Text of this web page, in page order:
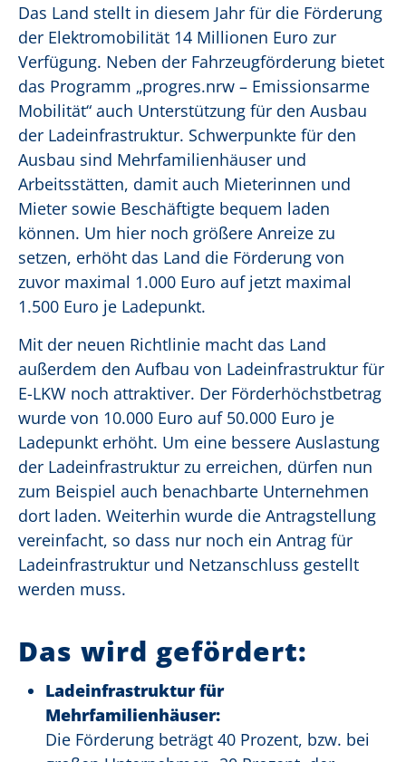
Das Land stellt in diesem Jahr für die Förderung
der Elektromobilität 14 Millionen Euro zur
Verfügung. Neben der Fahrzeugförderung bietet
das Programm „progres.nrw – Emissionsarme
Mobilität“ auch Unterstützung für den Ausbau
der Ladeinfrastruktur. Schwerpunkte für den
Ausbau sind Mehrfamilienhäuser und
Arbeitsstätten, damit auch Mieterinnen und
Mieter sowie Beschäftigte bequem laden
können. Um hier noch größere Anreize zu
setzen, erhöht das Land die Förderung von
zuvor maximal 1.000 Euro auf jetzt maximal
1.500 Euro je Ladepunkt.
Mit der neuen Richtlinie macht das Land
außerdem den Aufbau von Ladeinfrastruktur für
E-LKW noch attraktiver. Der Förderhöchstbetrag
wurde von 10.000 Euro auf 50.000 Euro je
Ladepunkt erhöht. Um eine bessere Auslastung
der Ladeinfrastruktur zu erreichen, dürfen nun
zum Beispiel auch benachbarte Unternehmen
dort laden. Weiterhin wurde die Antragstellung
vereinfacht, so dass nur noch ein Antrag für
Ladeinfrastruktur und Netzanschluss gestellt
werden muss.
Das wird gefördert:
Ladeinfrastruktur für
Mehrfamilienhäuser:
Die Förderung beträgt 40 Prozent, bzw. bei